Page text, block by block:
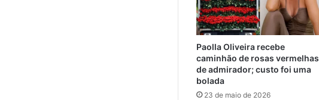
Paolla Oliveira recebe
caminhão de rosas vermelhas
de admirador; custo foi uma
bolada
23 de maio de 2026